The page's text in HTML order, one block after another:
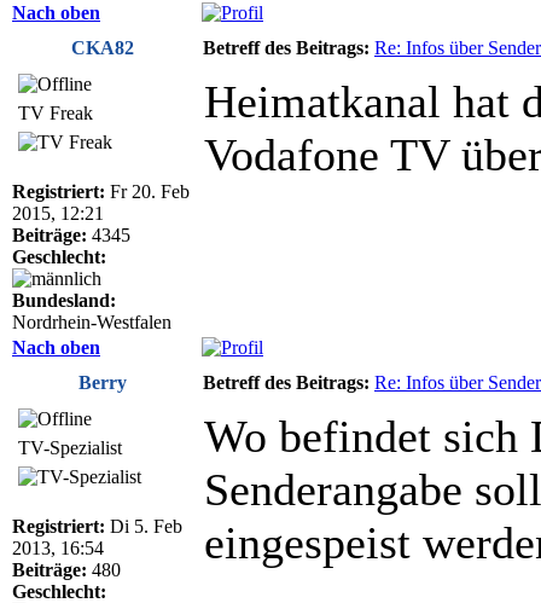
Nach oben
CKA82
Betreff des Beitrags: Re: Infos über
TV Freak
Registriert: Fr 20. Feb
2015, 12:21
Beiträge: 4345
Geschlecht:
Bundesland:
Nordrhein-Westfalen
Heimatkanal hat
Vodafone TV
Nach oben
Berry
Betreff des Beitrags: Re: Infos über
TV-Spezialist
Registriert: Di 5. Feb
2013, 16:54
Beiträge: 480
Geschlecht:
Wo befindet sich
Senderangabe
eingespeist